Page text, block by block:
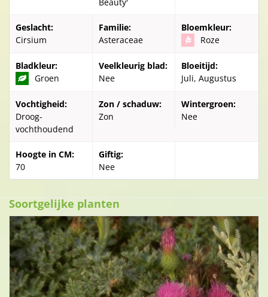
Beauty'
Geslacht:
Cirsium
Familie:
Asteraceae
Bloemkleur:
Roze
Bladkleur:
Groen
Veelkleurig blad:
Nee
Bloeitijd:
Juli, Augustus
Vochtigheid:
Droog-
vochthoudend
Zon / schaduw:
Zon
Wintergroen:
Nee
Hoogte in CM:
70
Giftig:
Nee
Soortgelijke planten